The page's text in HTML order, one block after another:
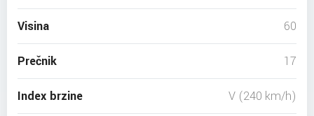
Visina 60
Prečnik 17
Index brzine V (240 km/h)